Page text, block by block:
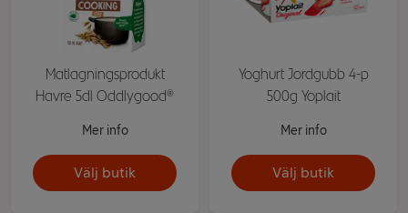
Matlagningsprodukt
Havre 5dl Oddlygood®
Mer info
Välj butik
Yoghurt Jordgubb 4-p
500g Yoplait
Mer info
Välj butik